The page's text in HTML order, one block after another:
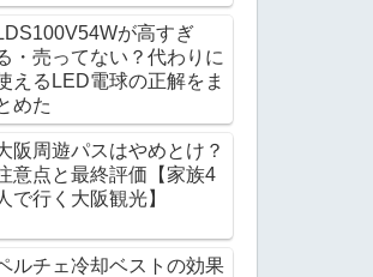
が高すぎ
・売ってない？代わりに
えるLED電球の正解をま
めた
阪周遊パスはやめとけ？
意点と最終評価【家族4
で行く大阪観光】
ルチェ冷却ベストの効果